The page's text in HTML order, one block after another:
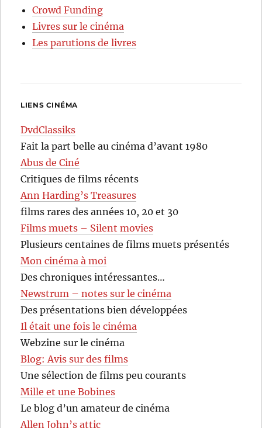
Crowd Funding
Livres sur le cinéma
Les parutions de livres
LIENS CINÉMA
DvdClassiks
Fait la part belle au cinéma d’avant 1980
Abus de Ciné
Critiques de films récents
Ann Harding’s Treasures
films rares des années 10, 20 et 30
Films muets – Silent movies
Plusieurs centaines de films muets présentés
Mon cinéma à moi
Des chroniques intéressantes…
Newstrum – notes sur le cinéma
Des présentations bien développées
Il était une fois le cinéma
Webzine sur le cinéma
Blog: Avis sur des films
Une sélection de films peu courants
Mille et une Bobines
Le blog d’un amateur de cinéma
Allen John’s attic